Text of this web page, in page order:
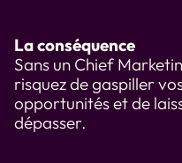
La conséquence
Sans un Chief
risquez de gaspiller
opportunités et de
dépasser.